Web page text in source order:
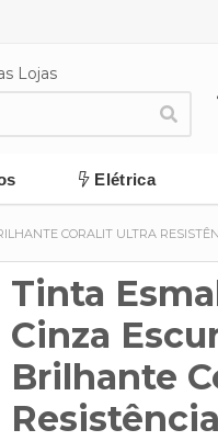
Lojas
Elétrica
CORALIT ULTRA
Tinta
Cinza
Brilhante